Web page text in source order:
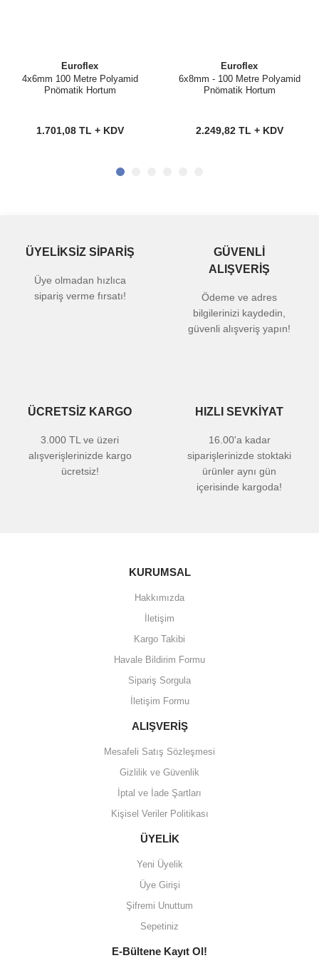
Euroflex
4x6mm 100 Metre Polyamid
Pnömatik Hortum
1.701,08 TL + KDV
Euroflex
6x8mm - 100 Metre Polyamid
Pnömatik Hortum
2.249,82 TL + KDV
ÜYELİKSİZ SİPARİŞ
Üye olmadan hızlıca
sipariş verme fırsatı!
GÜVENLİ
ALIŞVERİŞ
Ödeme ve adres
bilgilerinizi kaydedin,
güvenli alışveriş yapın!
ÜCRETSİZ KARGO
3.000 TL ve üzeri
alışverişlerinizde kargo
ücretsiz!
HIZLI SEVKİYAT
16.00'a kadar
siparişlerinizde stoktaki
ürünler aynı gün
içerisinde kargoda!
KURUMSAL
Hakkımızda
İletişim
Kargo Takibi
Havale Bildirim Formu
Sipariş Sorgula
İletişim Formu
ALIŞVERİŞ
Mesafeli Satış Sözleşmesi
Gizlilik ve Güvenlik
İptal ve İade Şartları
Kişisel Veriler Politikası
ÜYELİK
Yeni Üyelik
Üye Girişi
Şifremi Unuttum
Sepetiniz
E-Bültene Kayıt Ol!